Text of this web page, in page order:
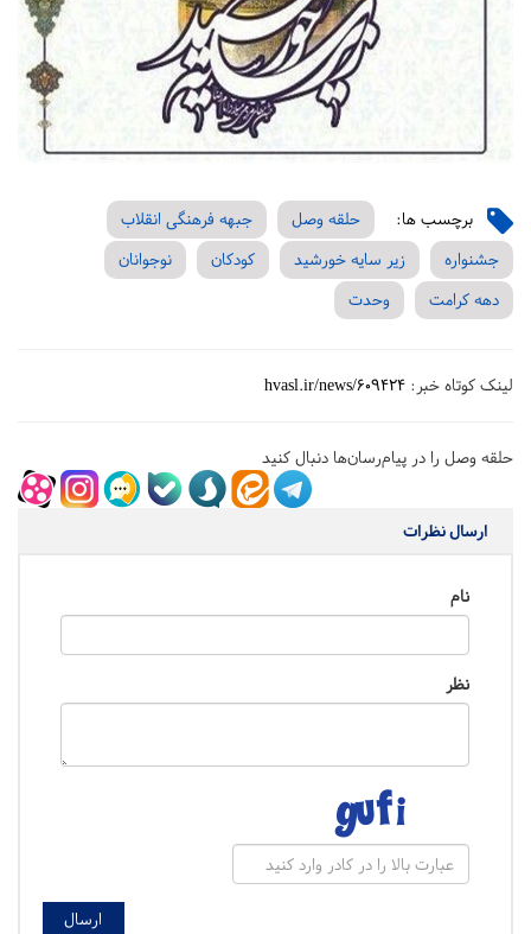
برچسب ها: حلقه وصل
جبهه فرهنگی انقلاب
جشنواره
زیر سایه خورشید کودکان
نوجوانان
دهه کرامت
وحدت
لینک کوتاه خبر: hvasl.ir/news/609424
حلقه وصل را در پیام‌رسان‌ها دنبال کنید
ارسال نظرات
نام
نظر